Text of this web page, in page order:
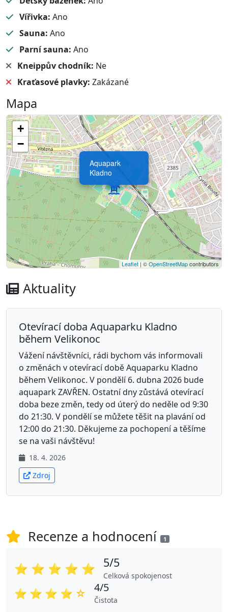
Vířivka: Ano
Sauna: Ano
Parní sauna: Ano
Kneippův chodník: Ne
Kraťasové plavky: Zakázané
Mapa
Aquapark
Kladno
+
−
Leaflet| ©OpenStreetMapcontributors
Aktuality
Otevírací doba Aquaparku Kladno
během Velikonoc
Vážení návštěvníci, rádi bychom vás informovali
o změnách v otevírací době Aquaparku Kladno
během Velikonoc. V pondělí 6. dubna 2026 bude
aquapark ZAVŘEN. Ostatní dny zůstává otevírací
doba beze změn, tedy od úterý do neděle od 9:30
do 21:30. V pondělí se můžete těšit na plavání od
12:00 do 21:30. Děkujeme za pochopení a těšíme
se na vaši návštěvu!
18. 4. 2026
Zdroj
Recenze a hodnocení 1
⭐ ⭐ ⭐ ⭐ ⭐ 5/5
Celková spokojenost
⭐ ⭐ ⭐ ⭐ ☆ 4/5
Čistota